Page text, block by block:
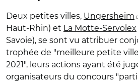
Deux petites villes, Ungersheim
Haut-Rhin) et La Motte-Servolex
Savoie), se sont vu attribuer
trophée de "meilleure petite
2021", leurs actions ayant été
organisateurs du concours